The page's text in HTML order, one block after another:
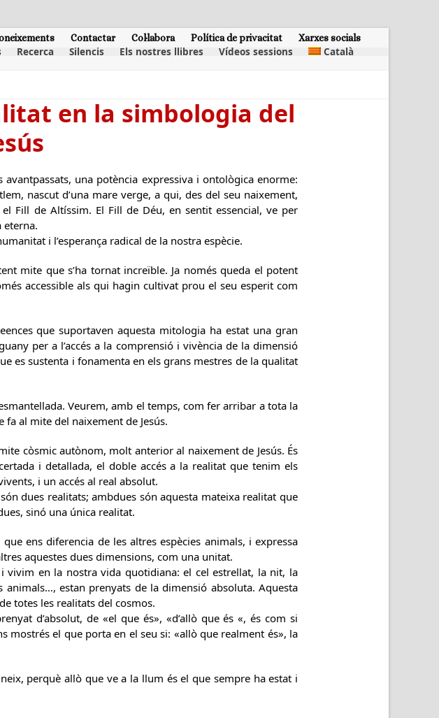
Contactar Col·labora Política de privacitat Xarxes socials
Recerca Silencis Els nostres llibres Vídeos sessions Català
en la simbologia del
una potència expressiva i ontològica enorme:
nascut d’una mare verge, a qui, des del seu naixement,
Fill de Altíssim. El Fill de Déu, en sentit essencial, ve per
eterna.
i l’esperança radical de la nostra espècie.
mite que s’ha tornat increïble. Ja només queda el potent
accessible als qui hagin cultivat prou el seu esperit com
que suportaven aquesta mitologia ha estat una gran
per a l’accés a la comprensió i vivència de la dimensió
es sustenta i fonamenta en els grans mestres de la qualitat
Veurem, amb el temps, com fer arribar a tota la
al mite del naixement de Jesús.
autònom, molt anterior al naixement de Jesús. És
i detallada, el doble accés a la realitat que tenim els
i un accés al real absolut.
dues realitats; ambdues són aquesta mateixa realitat que
sinó una única realitat.
ens diferencia de les altres espècies animals, i expressa
aquestes dues dimensions, com una unitat.
en la nostra vida quotidiana: el cel estrellat, la nit, la
estan prenyats de la dimensió absoluta. Aquesta
totes les realitats del cosmos.
d’absolut, de «el que és», «d’allò que és «, és com si
mostrés el que porta en el seu si: «allò que realment és», la
perquè allò que ve a la llum és el que sempre ha estat i